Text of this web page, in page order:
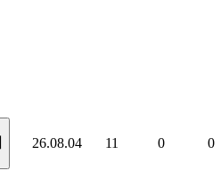
26.08.04 11 0 0